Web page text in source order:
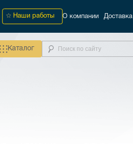
Наши работы О компании Доставка
Каталог